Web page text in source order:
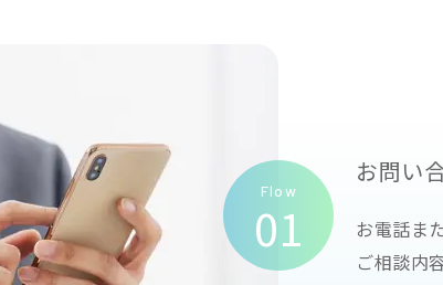
Flow
01
お問い
お電話ま
ご相談内